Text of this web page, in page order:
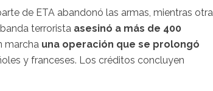
de ETA abandonó las armas, mientras otra
terrorista asesinó a más de 400
marcha una operación que se prolongó
y franceses. Los créditos concluyen